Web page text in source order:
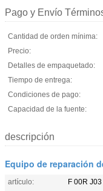
Pago y Envío
Cantidad de orden mínima:
Precio:
Detalles de empaquetado:
Tiempo de entrega:
Condiciones de pago:
Capacidad de la fuente:
descripción
Equipo de reparación
artículo:
F 00R